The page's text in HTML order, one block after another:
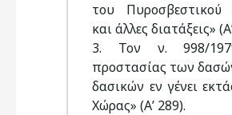
του Πυροσβεστικού
και άλλες διατάξεις»
3. Τον ν. 998/
προστασίας των
δασικών εν γένει
Χώρας» (Α’ 289).